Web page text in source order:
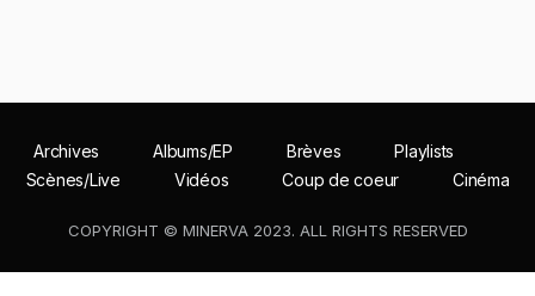
Archives Albums/EP Brèves
Playlists
Scènes/Live
Vidéos Coup de coeur Cinéma
COPYRIGHT © MINERVA 2023. ALL RIGHTS RESERVED